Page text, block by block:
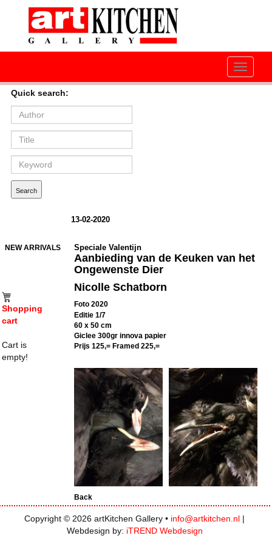
Toggle
Quick search:
NEW ARRIVALS
Shopping
cart
Cart is
empty!
13-02-2020
Speciale Valentijn
Aanbieding van de Keuken van het
Ongewenste Dier
Nicolle Schatborn
Foto 2020
Editie 1/7
60 x 50 cm
Giclee300gr innova papier
Prijs 125,= Framed 225,=
Back
Copyright © 2026 artKitchen Gallery • info@artkitchen.nl |
Webdesign by: iTREND Webdesign